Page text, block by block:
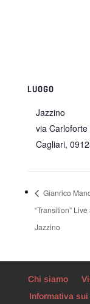
LUOGO
Jazzino
via Carloforte
Cagliari,
Gianrico
“Transition” Live
Jazzino
Chi siamo
Informativa